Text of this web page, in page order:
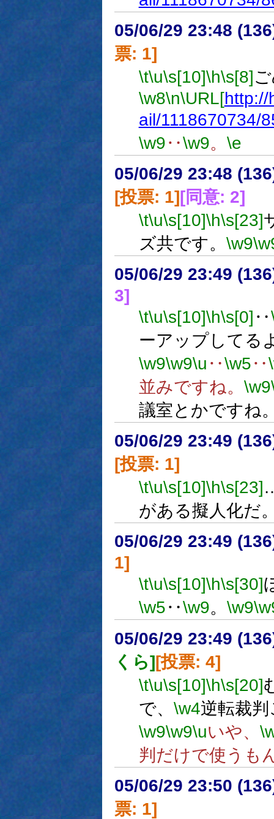
05/06/29 23:48
票: 1]
\t\u\s[10]\h\s[8]
\w8\n\URL[http://
ail/1118670734/
\w9‥\w9。 \e
05/06/29 23:48
[投票: 1][同意: 2]
\t\u\s[10]\h\s[23]
ズ共です。 \w9
05/06/29 23:49
3]
\t\u\s[10]\h\s[0] ‥
ーアップしてる
\w9\w9\u ‥\w5‥
並みですね。 \w9
議室とかですね
05/06/29 23:49
[投票: 1]
\t\u\s[10]\h\s[23]
がある擬人化だ
05/06/29 23:49
1]
\t\u\s[10]\h\s[30]
\w5‥\w9。 \w9
05/06/29 23:49
くら][投票: 4]
\t\u\s[10]\h\s[20]
で、 \w4逆転裁
\w9\w9\uいや、
判だけで使うも
05/06/29 23:50
票: 1]